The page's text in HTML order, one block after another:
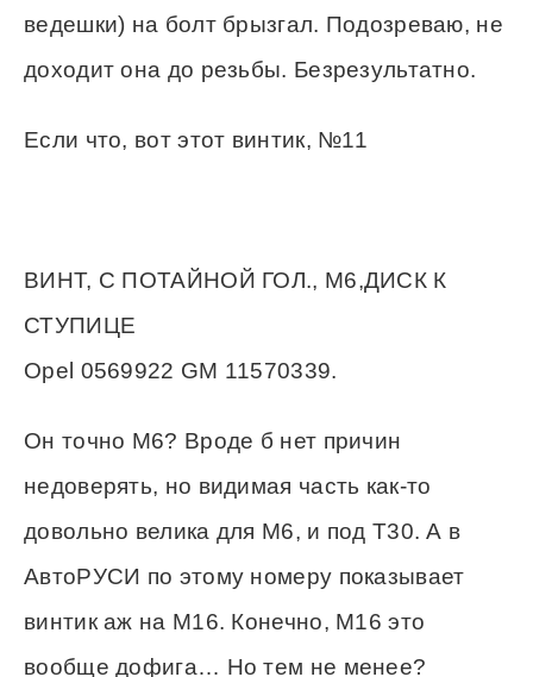
ведешки) на болт брызгал. Подозреваю, не
доходит она до резьбы. Безрезультатно.
Если что, вот этот винтик, №11
ВИНТ, С ПОТАЙНОЙ ГОЛ., M6,ДИСК К
СТУПИЦЕ
Opel 0569922 GM 11570339.
Он точно М6? Вроде б нет причин
недоверять, но видимая часть как-то
довольно велика для М6, и под Т30. А в
АвтоРУСИ по этому номеру показывает
винтик аж на М16. Конечно, М16 это
вообще дофига… Но тем не менее?